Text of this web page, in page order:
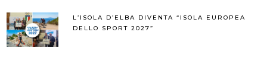
L’ISOLA D’ELBA DIVENTA “ISOLA EUROPEA
DELLO SPORT 2027”